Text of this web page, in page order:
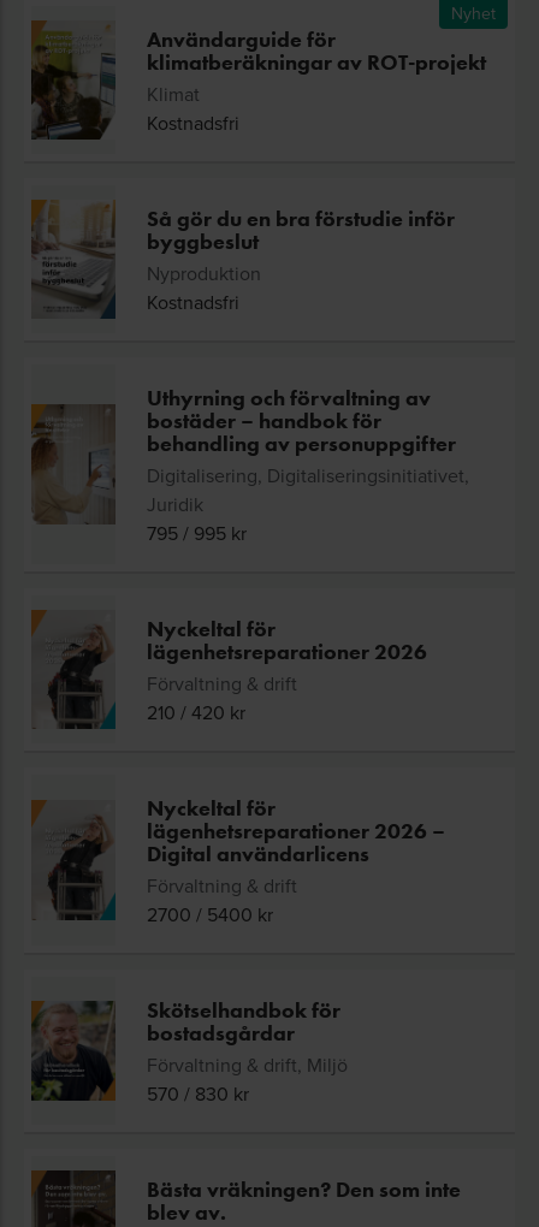
Nyhet
Användarguide för
klimatberäkningar av ROT-projekt
Klimat
Kostnadsfri
Så gör du en bra förstudie inför
byggbeslut
Nyproduktion
Kostnadsfri
Uthyrning och förvaltning av
bostäder – handbok för
behandling av personuppgifter
Digitalisering, Digitaliseringsinitiativet,
Juridik
795/ 995 kr
Nyckeltal för
lägenhetsreparationer 2026
Förvaltning & drift
210 /420 kr
Nyckeltal för
lägenhetsreparationer 2026 –
Digital användarlicens
Förvaltning & drift
2700 / 5400 kr
Skötselhandbok för
bostadsgårdar
Förvaltning & drift, Miljö
570 / 830 kr
Bästa vräkningen? Den som inte
blev av.